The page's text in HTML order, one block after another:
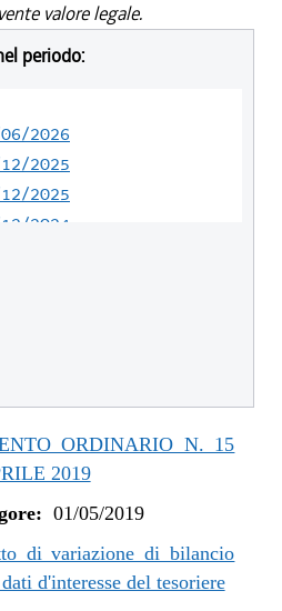
valore legale.
periodo:
2026
2025
2025
2024
2024
2023
2021
2021
2021
2020
2019
2019
ORDINARIO N. 15
2019
01/05/2019
di variazione di bilancio
d'interesse del tesoriere